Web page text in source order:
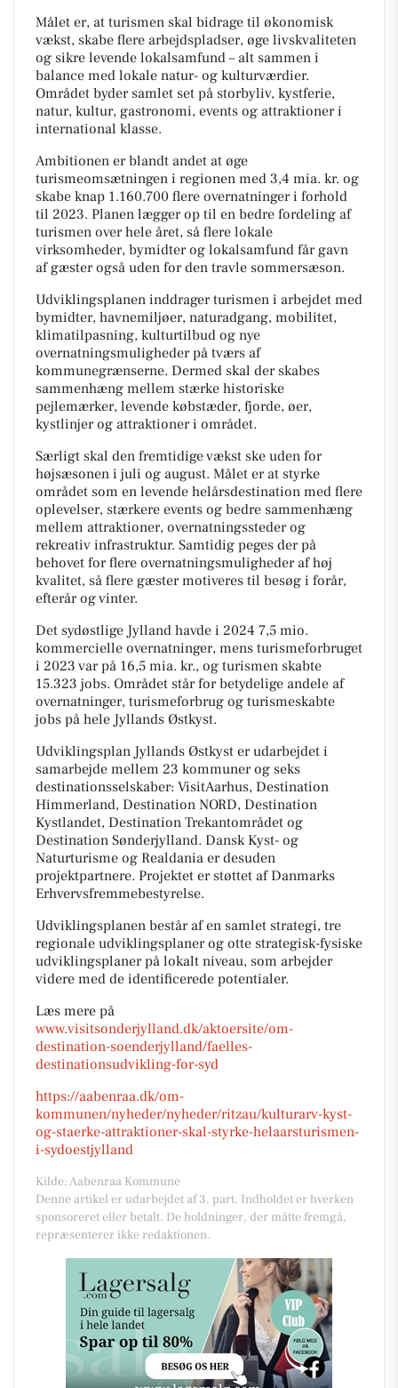
Målet er, at turismen skal bidrage til økonomisk
vækst, skabe flere arbejdspladser, øge livskvaliteten
og sikre levende lokalsamfund – alt sammen i
balance med lokale natur- og kulturværdier.
Området byder samlet set på storbyliv, kystferie,
natur, kultur, gastronomi, events og attraktioner i
international klasse.
Ambitionen er blandt andet at øge
turismeomsætningen i regionen med 3,4 mia. kr. og
skabe knap 1.160.700 flere overnatninger i forhold
til 2023. Planen lægger op til en bedre fordeling af
turismen over hele året, så flere lokale
virksomheder, bymidter og lokalsamfund får gavn
af gæster også uden for den travle sommersæson.
Udviklingsplanen inddrager turismen i arbejdet med
bymidter, havnemiljøer, naturadgang, mobilitet,
klimatilpasning, kulturtilbud og nye
overnatningsmuligheder på tværs af
kommunegrænserne. Dermed skal der skabes
sammenhæng mellem stærke historiske
pejlemærker, levende købstæder, fjorde, øer,
kystlinjer og attraktioner i området.
Særligt skal den fremtidige vækst ske uden for
højsæsonen i juli og august. Målet er at styrke
området som en levende helårsdestination med flere
oplevelser, stærkere events og bedre sammenhæng
mellem attraktioner, overnatningssteder og
rekreativ infrastruktur. Samtidig peges der på
behovet for flere overnatningsmuligheder af høj
kvalitet, så flere gæster motiveres til besøg i forår,
efterår og vinter.
Det sydøstlige Jylland havde i 2024 7,5 mio.
kommercielle overnatninger, mens turismeforbruget
i 2023 var på 16,5 mia. kr., og turismen skabte
15.323 jobs. Området står for betydelige andele af
overnatninger, turismeforbrug og turismeskabte
jobs på hele Jyllands Østkyst.
Udviklingsplan Jyllands Østkyst er udarbejdet i
samarbejde mellem 23 kommuner og seks
destinationsselskaber: VisitAarhus, Destination
Himmerland, Destination NORD, Destination
Kystlandet, Destination Trekantområdet og
Destination Sønderjylland. Dansk Kyst- og
Naturturisme og Realdania er desuden
projektpartnere. Projektet er støttet af Danmarks
Erhvervsfremmebestyrelse.
Udviklingsplanen består af en samlet strategi, tre
regionale udviklingsplaner og otte strategisk-fysiske
udviklingsplaner på lokalt niveau, som arbejder
videre med de identificerede potentialer.
Læs mere på
www.visitsonderjylland.dk/aktoersite/om-
destination-soenderjylland/faelles-
destinationsudvikling-for-syd
https://aabenraa.dk/om-
kommunen/nyheder/nyheder/ritzau/kulturarv-kyst-
og-staerke-attraktioner-skal-styrke-helaarsturismen-
i-sydoestjylland
Kilde: Aabenraa Kommune
Denne artikel er udarbejdet af 3. part. Indholdet er hverken
sponsoreret eller betalt. De holdninger, der måtte fremgå,
repræsenterer ikke redaktionen.